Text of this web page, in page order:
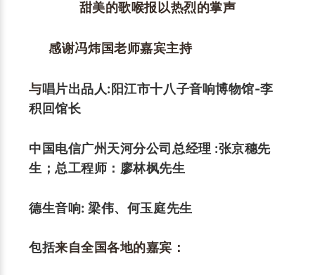
甜美的歌喉报以热烈的掌声
感谢冯炜国老师嘉宾主持
与唱片出品人:阳江市十八子音响博物馆-李
积回馆长
中国电信广州天河分公司总经理 :张京穗先
生；总工程师：廖林枫先生
德生音响: 梁伟、何玉庭先生
包括来自全国各地的嘉宾：